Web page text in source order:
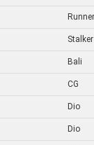
Runner
Bali
CG
Dio
Dio